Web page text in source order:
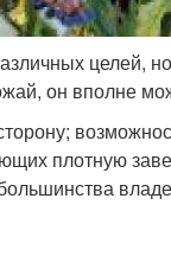
целей,
он вполне
плотную